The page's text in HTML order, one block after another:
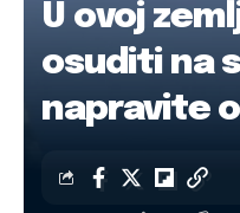
U ovoj
osuditi na
napravite